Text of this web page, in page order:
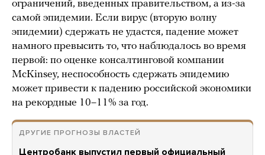
ограничений, введенных правительством, а из-за
самой эпидемии. Если вирус (вторую волну
эпидемии) сдержать не удастся, падение может
намного превысить то, что наблюдалось во время
первой: по оценке консалтинговой компании
McKinsey, неспособность сдержать эпидемию
может привести к падению российской экономики
на рекордные 10–11% за год.
ДРУГИЕ ПРОГНОЗЫ ВЛАСТЕЙ
Центробанк выпустил первый официальный